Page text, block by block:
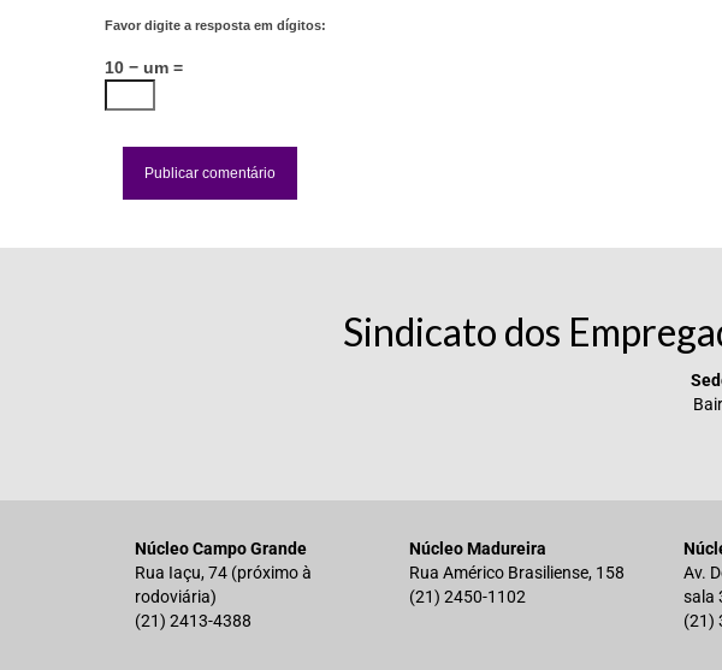
Favor digite a resposta em dígitos:
10 − um =
Sindicato dos
Núcleo Campo Grande
Rua Iaçu, 74 (próximo à
rodoviária)
(21) 2413-4388
Núcleo Madureira
Rua Américo Brasiliense, 158
(21) 2450-1102
Av.
sala
(21)